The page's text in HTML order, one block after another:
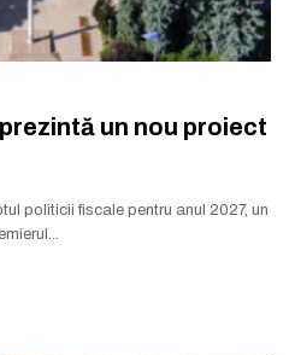
un nou proiect
politicii fiscale pentru anul 2027, un